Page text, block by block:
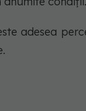
adesea